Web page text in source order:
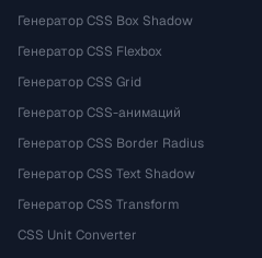
Генератор CSS Box Shadow
Генератор CSS Flexbox
Генератор CSS Grid
Генератор CSS-анимаций
Генератор CSS Border Radius
Генератор CSS Text Shadow
Генератор CSS Transform
CSS Unit Converter